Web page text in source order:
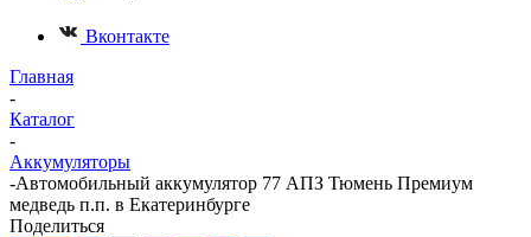
Вконтакте
Главная
-
Каталог
-
Аккумуляторы
-Автомобильный аккумулятор 77 АПЗ Тюмень Премиум
медведь п.п. в Екатеринбурге
Поделиться